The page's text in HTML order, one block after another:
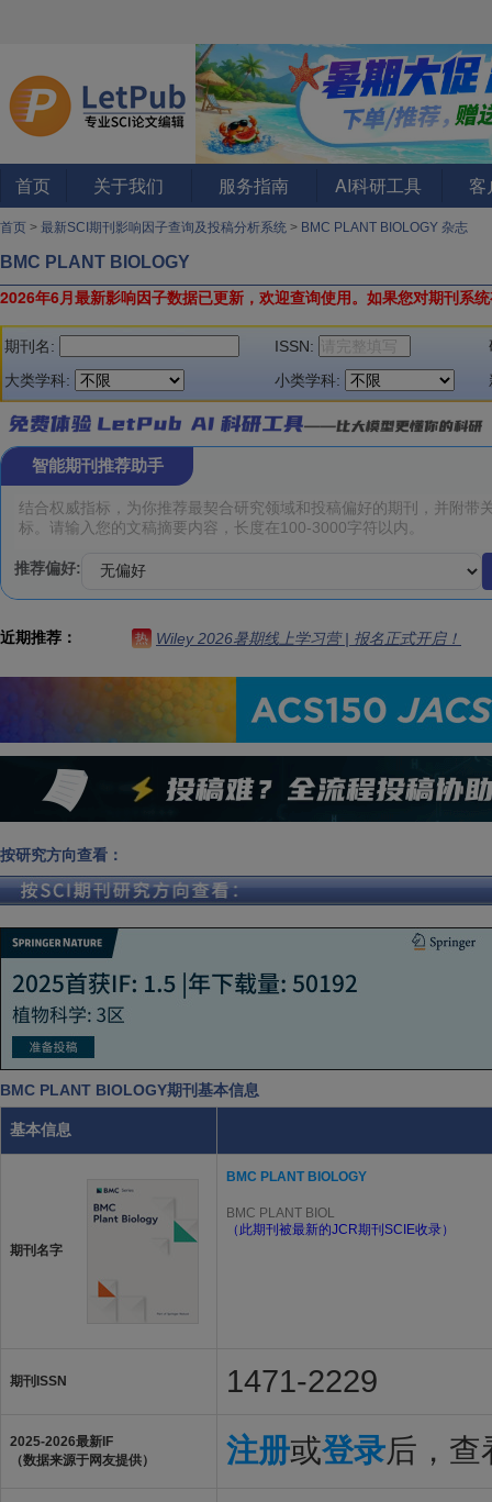
首页 关于我们 服务指南 AI科研工具 客
首页 > 最新SCI期刊影响因子查询及投稿分析系统 > BMC PLANT BIOLOGY 杂志
BMC PLANT BIOLOGY
2026年6月最新影响因子数据已更新，欢迎查询使用。 如果您对期刊系
期刊名: ISSN:
大类学科:
小类学科:
智能期刊推荐助手
推荐偏好:
近期推荐： 热 Wiley 2026暑期线上学习营 | 报名正式开启！
按研究方向查看：
BMC PLANT BIOLOGY期刊基本信息
基本信息
期刊名字
BMC PLANT BIOLOGY
BMC PLANT BIOL
（此期刊被最新的JCR期刊SCIE收录）
期刊ISSN 1471-2229
2025-2026最新IF
（数据来源于网友提供）
注册或登录后，查